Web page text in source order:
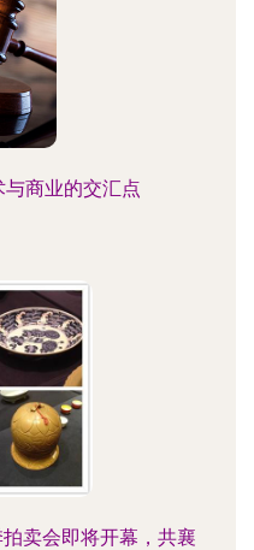
商业的交汇点
卖会即将开幕，共襄